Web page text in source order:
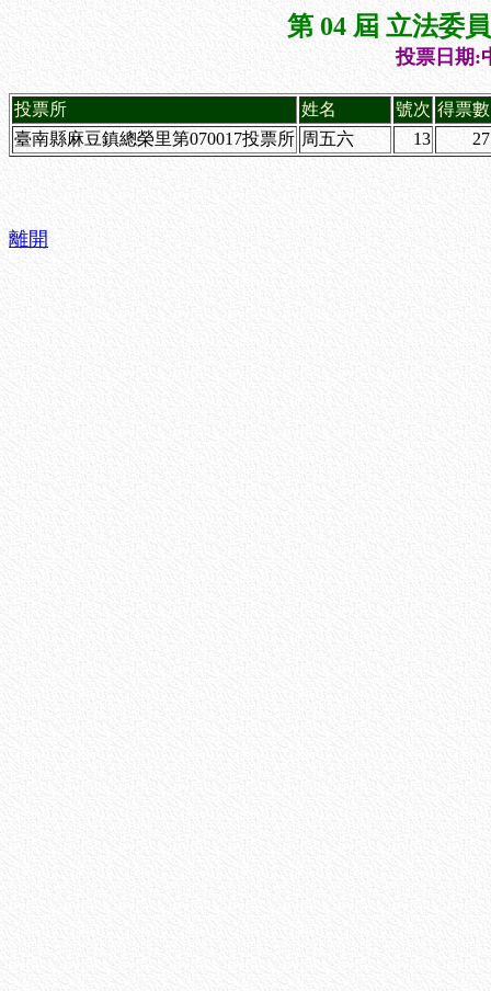
第 04 屆 立法委
投票日期:
投票所 姓名 號次 得票數
臺南縣麻豆鎮總榮里第070017投票所 周五六 13 27
離開